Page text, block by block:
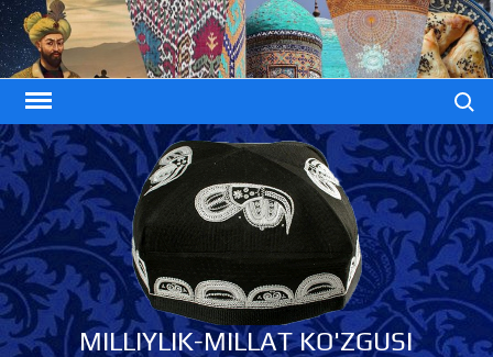
Skip
to
content
MILLIYLIK-MILLAT KO'ZGUSI